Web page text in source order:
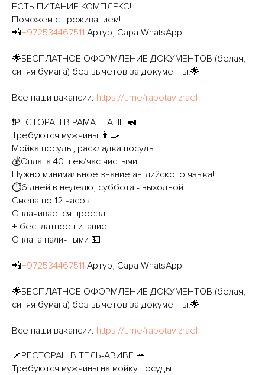
ЕСТЬ ПИТАНИЕ КОМПЛЕКС!
Поможем с проживанием!
📲+972534467511 Артур, Сара WhatsApp
🌟БЕСПЛАТНОЕ ОФОРМЛЕНИЕ ДОКУМЕНТОВ (белая,
синяя бумага) без вычетов за документы!🌟
Все наши вакансии: https://t.me/rabotavIzrael
❗️РЕСТОРАН В РАМАТ ГАНЕ 🍛
Требуются мужчины 👨‍🍳
Мойка посуды, раскладка посуды
💰Оплата 40 шек/час чистыми!
Нужно минимальное знание английского языка!
⏱6 дней в неделю, суббота - выходной
Смена по 12 часов
Оплачивается проезд
+ бесплатное питание
Оплата наличными 💵
📲+972534467511 Артур, Сара WhatsApp
🌟БЕСПЛАТНОЕ ОФОРМЛЕНИЕ ДОКУМЕНТОВ (белая,
синяя бумага) без вычетов за документы!🌟
Все наши вакансии: https://t.me/rabotavIzrael
📌РЕСТОРАН В ТЕЛЬ-АВИВЕ 🥗
Требуются мужчины на мойку посуды